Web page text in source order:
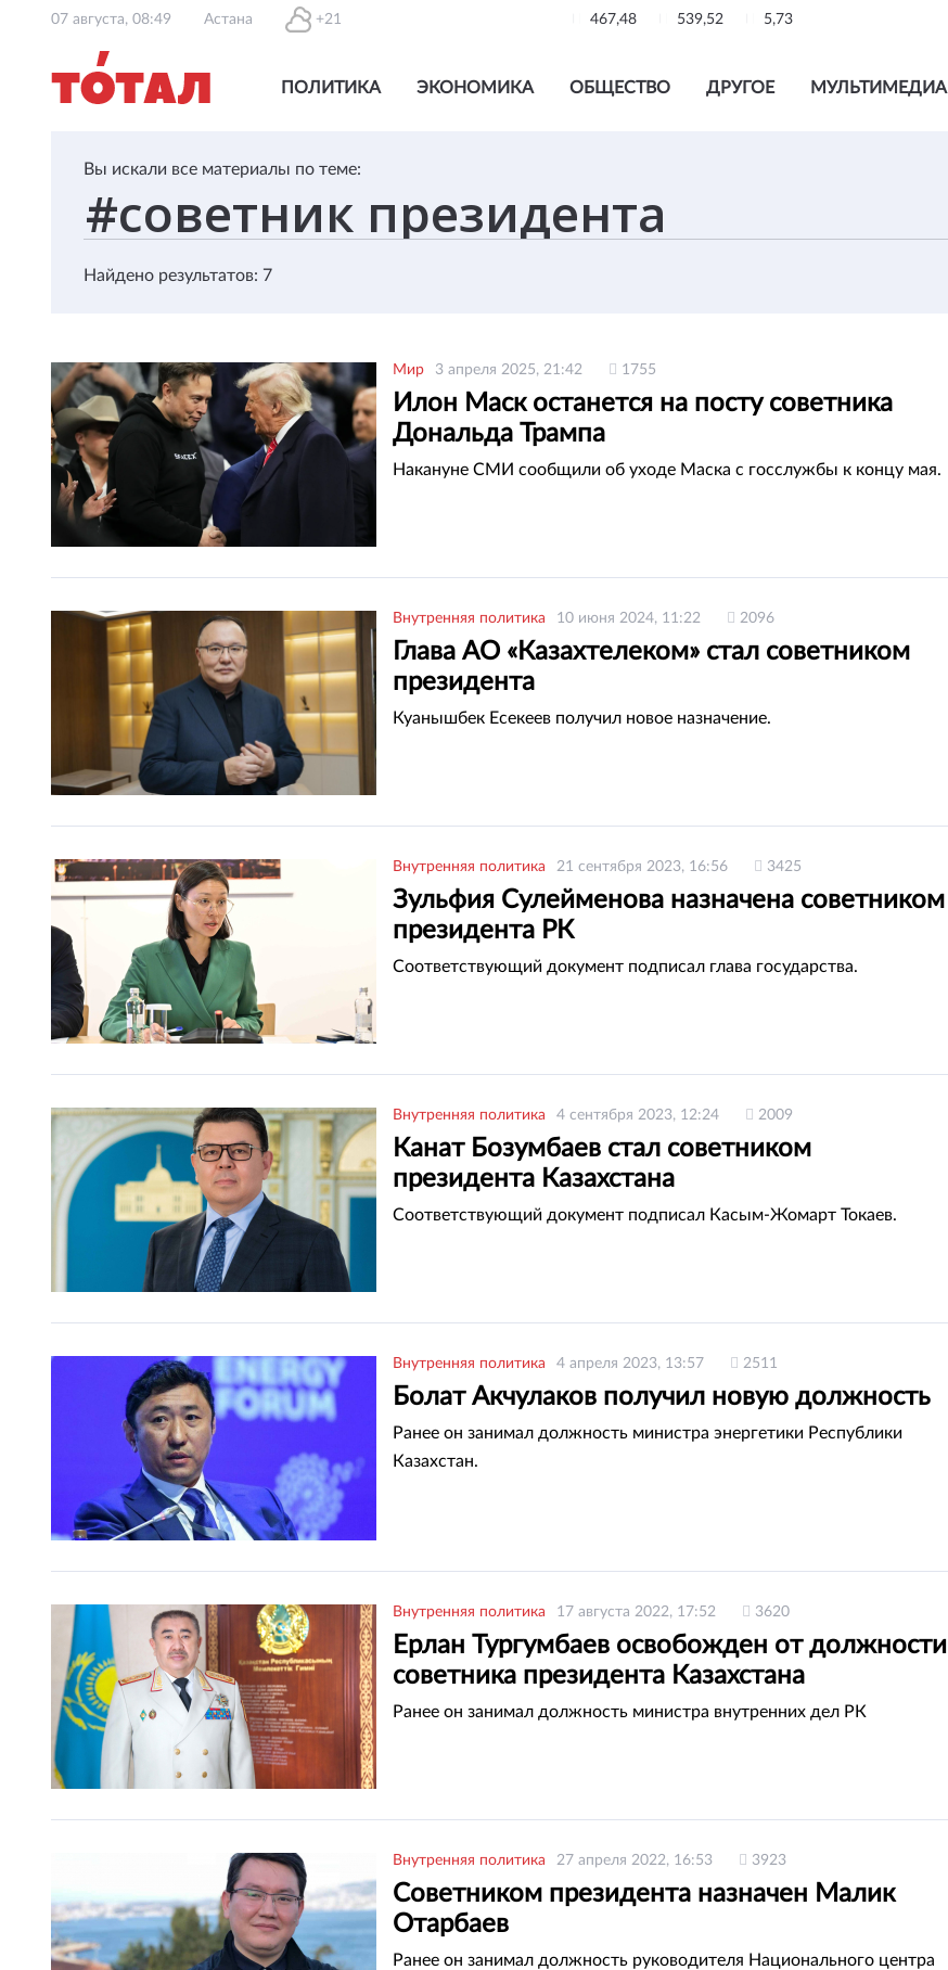
07 августа, 08:49 Астана +21 467,48 539,52 5,73
ПОЛИТИКА ЭКОНОМИКА ОБЩЕСТВО ДРУГОЕ МУЛЬТИМЕДИА
Вы искали все материалы по теме:
Найдено результатов: 7
Мир 3 апреля 2025, 21:42 1755
Илон Маск останется на посту советника
Дональда Трампа
Накануне СМИ сообщили об уходе Маска с госслужбы к концу мая.
Внутренняя политика 10 июня 2024, 11:22 2096
Глава АО «Казахтелеком» стал советником
президента
Куанышбек Есекеев получил новое назначение.
Внутренняя политика 21 сентября 2023, 16:56 3425
Зульфия Сулейменова назначена советником
президента РК
Соответствующий документ подписал глава государства.
Внутренняя политика 4 сентября 2023, 12:24 2009
Канат Бозумбаев стал советником
президента Казахстана
Соответствующий документ подписал Касым-Жомарт Токаев.
Внутренняя политика 4 апреля 2023, 13:57 2511
Болат Акчулаков получил новую должность
Ранее он занимал должность министра энергетики Республики
Казахстан.
Внутренняя политика 17 августа 2022, 17:52 3620
Ерлан Тургумбаев освобожден от должности
советника президента Казахстана
Ранее он занимал должность министра внутренних дел РК
Внутренняя политика 27 апреля 2022, 16:53 3923
Советником президента назначен Малик
Отарбаев
Ранее он занимал должность руководителя Национального центра